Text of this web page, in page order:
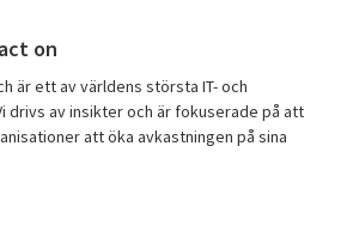
on
är ett av världens största IT- och
drivs av insikter och är fokuserade på att
att öka avkastningen på sina